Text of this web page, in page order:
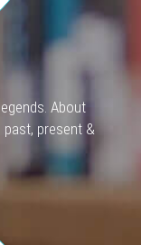
About
present &